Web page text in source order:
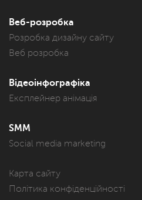
Веб-розробка
Розробка дизайну сайту
Веб розробка
Відеоінфографіка
Експлейнер анімація
SMM
Social media marketing
Карта сайту
Політика конфіденційності